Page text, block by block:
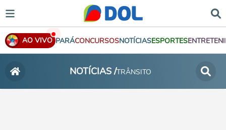
AO VIVO PARÁCONCURSOSNOTÍCIASESPORTES
NOTÍCIAS /TRÂNSITO